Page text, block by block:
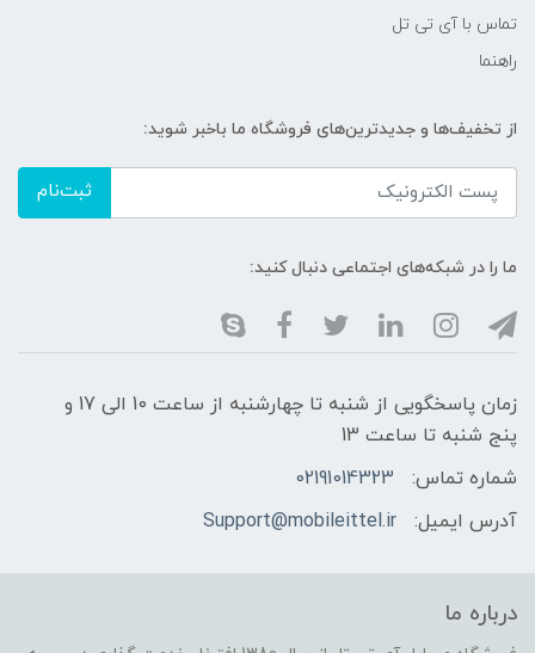
تماس با آی تی تل
راهنما
از تخفیف‌ها و جدیدترین‌های فروشگاه ما باخبر شوید:
ثبت‌نام
ما را در شبکه‌های اجتماعی دنبال کنید:
زمان پاسخگویی از شنبه تا چهارشنبه از ساعت 10 الی 17 و
پنج شنبه تا ساعت 13
شماره تماس:
02191014323
آدرس ایمیل:
Support@mobileittel.ir
درباره ما